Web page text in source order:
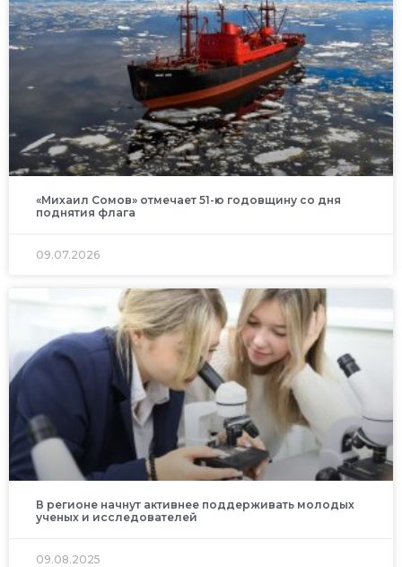
«Михаил Сомов» отмечает 51-ю годовщину со дня
поднятия флага
09.07.2026
В регионе начнут активнее поддерживать молодых
ученых и исследователей
09.08.2025